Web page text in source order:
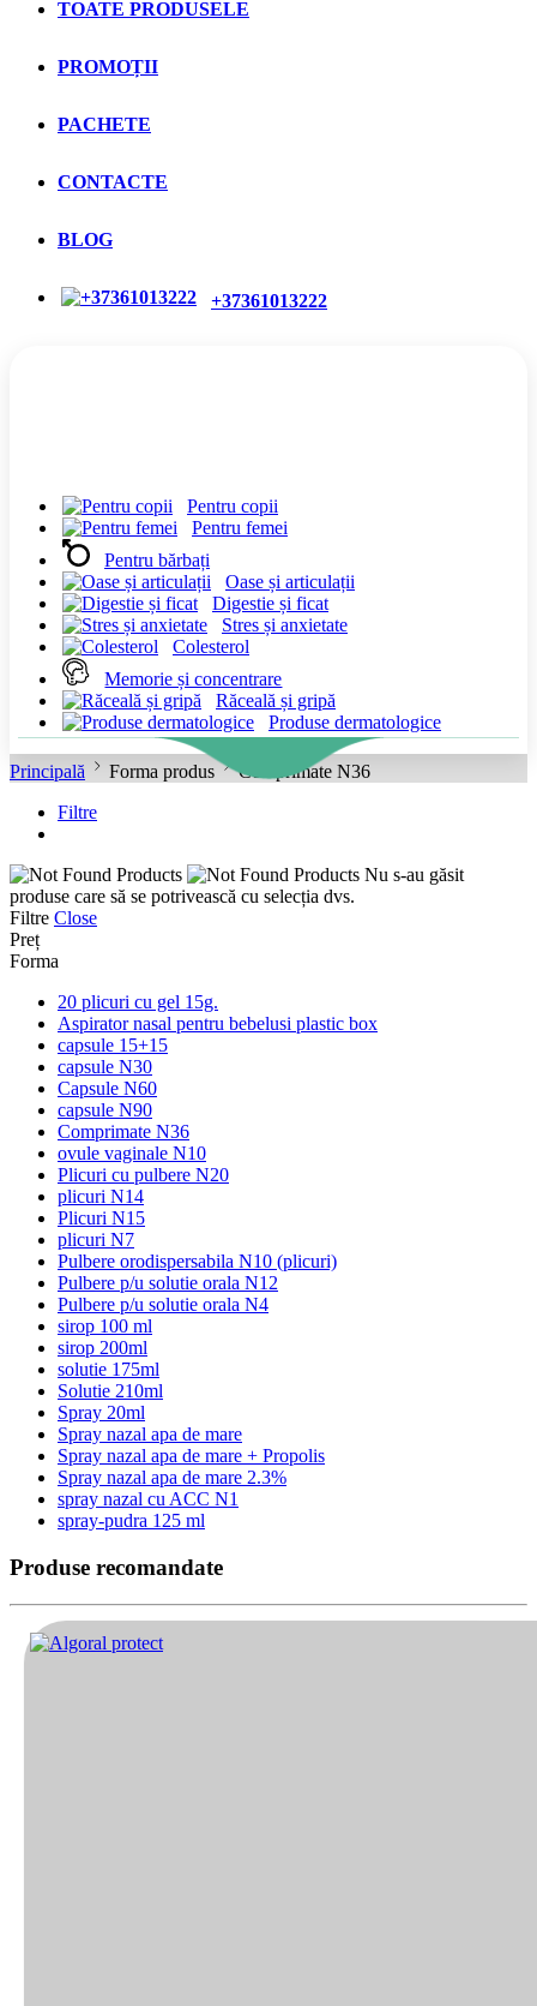
TOATE PRODUSELE
PROMOȚII
PACHETE
CONTACTE
BLOG
+37361013222
Pentru copii
Pentru femei
Pentru bărbați
Oase și articulații
Digestie și ficat
Stres și anxietate
Colesterol
Memorie și concentrare
Răceală și gripă
Produse dermatologice
Principală Forma produs
Comprimate N36
Filtre
Nu s-au găsit
produse care să se potrivească cu selecția dvs.
Filtre Close
Preț
Forma
20 plicuri cu gel 15g.
Aspirator nasal pentru bebelusi plastic box
capsule 15+15
capsule N30
Capsule N60
capsule N90
Comprimate N36
ovule vaginale N10
Plicuri cu pulbere N20
plicuri N14
Plicuri N15
plicuri N7
Pulbere orodispersabila N10 (plicuri)
Pulbere p/u solutie orala N12
Pulbere p/u solutie orala N4
sirop 100 ml
sirop 200ml
solutie 175ml
Solutie 210ml
Spray 20ml
Spray nazal apa de mare
Spray nazal apa de mare + Propolis
Spray nazal apa de mare 2.3%
spray nazal cu ACC N1
spray-pudra 125 ml
Produse recomandate